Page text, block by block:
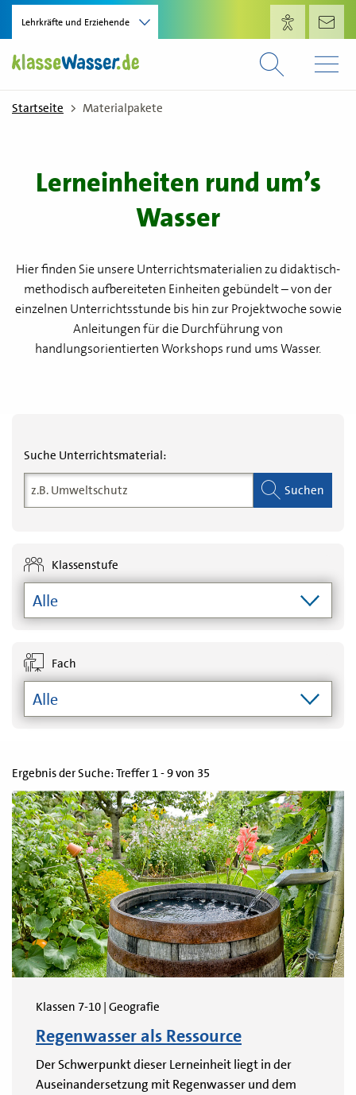
Direkt zum Inhalt
Lehrkräfte und Erziehende
Startseite Materialpakete
Lerneinheiten rund um’s
Wasser
Hier finden Sie unsere Unterrichtsmaterialien zu didaktisch-
methodisch aufbereiteten Einheiten gebündelt – von der
einzelnen Unterrichtsstunde bis hin zur Projektwoche sowie
Anleitungen für die Durchführung von
handlungsorientierten Workshops rund ums Wasser.
Suche Unterrichtsmaterial:
Suchen
Klassenstufe
Fach
Ergebnis der Suche: Treffer 1 - 9 von 35
Klassen 7-10 | Geografie
Regenwasser als Ressource
Der Schwerpunkt dieser Lerneinheit liegt in der
Auseinandersetzung mit Regenwasser und dem